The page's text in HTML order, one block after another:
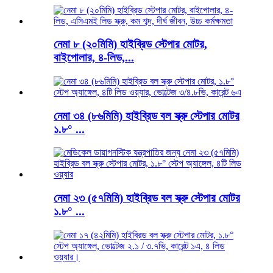
নেমা ৮ (২০মিমি) হাইব্রিড স্টেপার মোটর,
বাইপোলার, ৪-লিড,...
নেমা ৩৪ (৮৬মিমি) হাইব্রিড বল স্ক্রু স্টেপার মোটর
১.৮° ...
নেমা ২৩ (৫৭মিমি) হাইব্রিড বল স্ক্রু স্টেপার মোটর
১.৮° ...